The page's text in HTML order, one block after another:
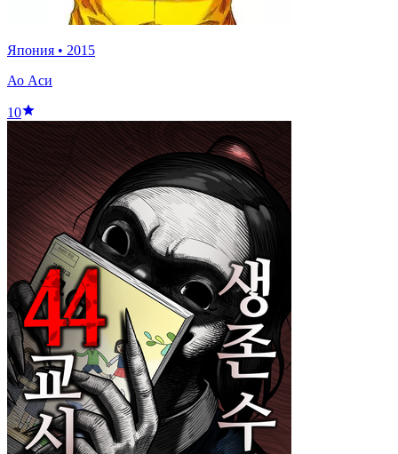
Япония • 2015
Ао Аси
10